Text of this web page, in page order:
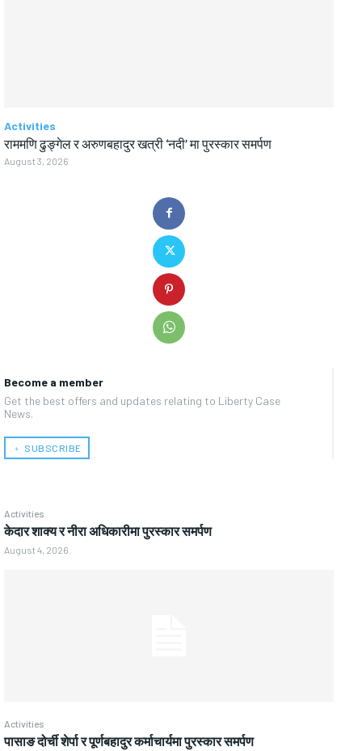
Become a member
Get the best offers and updates relating to Liberty Case
News.
﹢ SUBSCRIBE
Activities
केदार शाक्य र नीरा अधिकारीमा पुरस्कार समर्पण
August 4, 2026
Activities
पासाङ दोर्ची शेर्पा र पूर्णबहादुर कर्माचार्यमा पुरस्कार समर्पण
Activities
राममणि ढुङ्गेल र अरुणबहादुर खत्री ‘नदी’ मा पुरस्कार समर्पण
August 3, 2026